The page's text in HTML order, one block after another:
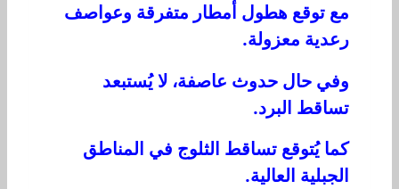
مع توقع هطول أمطار متفرقة وعواصف
رعدية معزولة.
وفي حال حدوث عاصفة، لا يُستبعد
تساقط البرد.
كما يُتوقع تساقط الثلوج في المناطق
الجبلية العالية.